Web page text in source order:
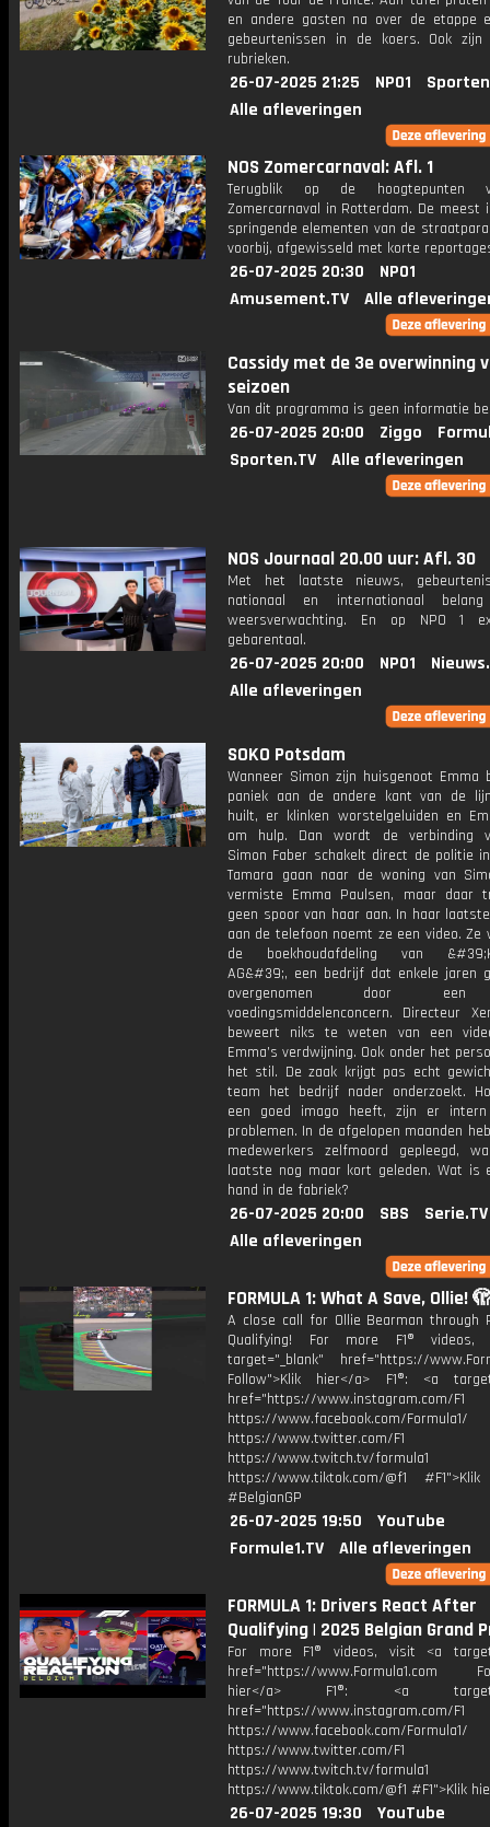
en andere gasten na over de etappe
gebeurtenissen in de koers. Ook
rubrieken.
26-07-2025 21:25 NPO1
Alle afleveringen
NOS Zomercarnaval: Afl. 1
Terugblik op de hoogtepunten
Zomercarnaval in Rotterdam. De meest
springende elementen van de
voorbij, afgewisseld met korte
26-07-2025 20:30
NPO1
Amusement.TV
Alle
Cassidy met de 3e overwinning
seizoen
Van dit programma is geen informatie
26-07-2025 20:00 Ziggo
Sporten.TV
Alle afleveringen
NOS Journaal 20.00 uur: Afl. 30
Met het laatste nieuws,
nationaal en internationaal
weersverwachting. En op NPO 1
gebarentaal.
26-07-2025 20:00 NPO1
Alle afleveringen
SOKO Potsdam
Wanneer Simon zijn huisgenoot Emma
paniek aan de andere kant van de
huilt, er klinken worstelgeluiden en
om hulp. Dan wordt de verbinding
Simon Faber schakelt direct de politie
Tamara gaan naar de woning van
vermiste Emma Paulsen, maar daar
geen spoor van haar aan. In haar
aan de telefoon noemt ze een video. Ze
de boekhoudafdeling van
AG&#39;, een bedrijf dat enkele jaren
overgenomen door
voedingsmiddelenconcern. Directeur
beweert niks te weten van een
Emma’s verdwijning. Ook onder het
het stil. De zaak krijgt pas echt
team het bedrijf nader onderzoekt.
een goed imago heeft, zijn er intern
problemen. In de afgelopen maanden
medewerkers zelfmoord gepleegd,
laatste nog maar kort geleden. Wat is
hand in de fabriek?
26-07-2025 20:00 SBS
Serie.TV
Alle afleveringen
FORMULA 1: What A Save, Ollie! 🫣
A close call for Ollie Bearman through
Qualifying! For more F1®
target="_blank" href="https://
Follow">Klik hier</a> F1®: <a
href="https://www.instagram.com/F1
https://www.facebook.com/Formula1/
https://www.twitter.com/F1
https://www.twitch.tv/formula1
https://www.tiktok.com/@f1
#BelgianGP
26-07-2025 19:50
YouTube
Formule1.TV
Alle afleveringen
FORMULA 1: Drivers React After
Qualifying | 2025 Belgian Grand
For more F1® videos, visit <a
href="https://www.Formula1.com
hier</a> F1®: <a
href="https://www.instagram.com/F1
https://www.facebook.com/Formula1/
https://www.twitter.com/F1
https://www.twitch.tv/formula1
https://www.tiktok.com/@f1 #F1">Klik
26-07-2025 19:30
YouTube